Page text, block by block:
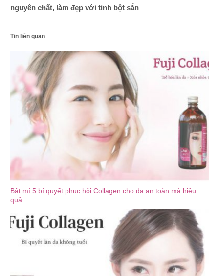
nguyên chất, làm đẹp với tinh bột sắn
Tin liên quan
Bật mí 5 bí quyết phục hồi Collagen cho da an toàn mà hiệu
quả